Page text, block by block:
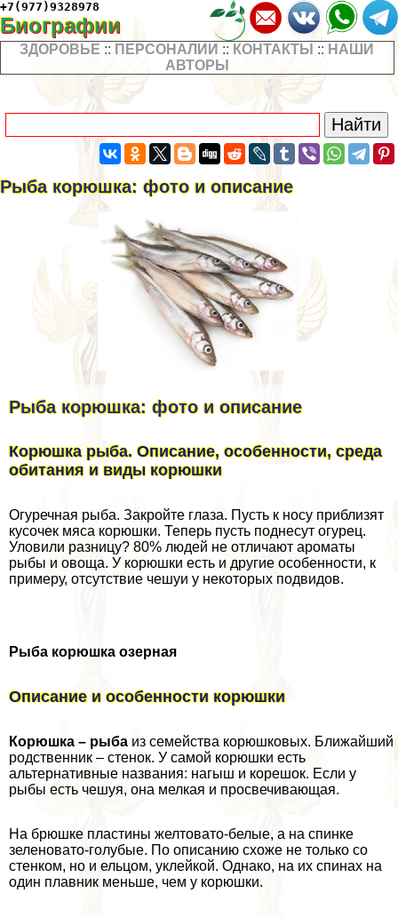
+7(977)9328978
Биографии
ЗДОРОВЬЕ :: ПЕРСОНАЛИИ :: КОНТАКТЫ :: НАШИ
АВТОРЫ
Рыба корюшка: фото и описание
Рыба корюшка: фото и описание
Корюшка рыба. Описание, особенности, среда
обитания и виды корюшки
Огуречная рыба. Закройте глаза. Пусть к носу приблизят
кусочек мяса корюшки. Теперь пусть поднесут огурец.
Уловили разницу? 80% людей не отличают ароматы
рыбы и овоща. У корюшки есть и другие особенности, к
примеру, отсутствие чешуи у некоторых подвидов.
Рыба корюшка озерная
Описание и особенности корюшки
Корюшка – рыба из семейства корюшковых. Ближайший
родственник – стенок. У самой корюшки есть
альтернативные названия: нагыш и корешок. Если у
рыбы есть чешуя, она мелкая и просвечивающая.
На брюшке пластины желтовато-белые, а на спинке
зеленовато-гoлyбые. По описанию схоже не только со
стенком, но и ельцом, уклейкой. Однако, на их спинах на
один плавник меньше, чем у корюшки.